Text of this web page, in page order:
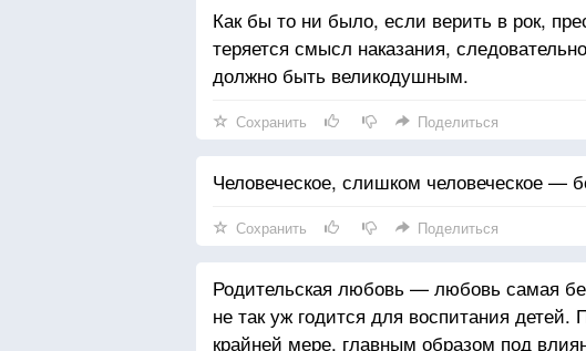
Как бы то ни было, если верить в рок,
теряется смысл наказания,
должно быть великодушным.
Сохранить Поделиться
Человеческое, слишком человеческое —
Сохранить Поделиться
Родительская любовь — любовь самая
не так уж годится для воспитания
крайней мере, главным образом под